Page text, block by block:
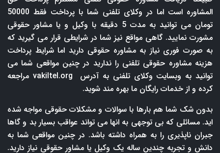
المشاوره است اما در وکلای تلفنی شما با پرداخت فقط 50000
تومان می توانید به مدت 5 دقیقه با وکیل و یا مشاور حقوقی
مشورت نمایید. گاهی مواقع نیز شما در شرایطی قرار می گیرید که
به صورت فوری نیاز به مشاوره حقوقی دارید اما شرایط پرداخت
هزینه مشاوره حقوقی تلفنی را ندارید در چنین مواقعی شما می
توانید به وبسایت وکلای تلفنی به آدرس
vakiltel.org مراجعه
کرده و از خدمات رایگان ما بهره مند شوید.
بدون شک شما هم بارها با سوالات و مشکلات حقوقی مواجه شده
اید. مسائلی که بی توجهی به انها می تواند عواقب بسیار بد و گاها
جبران ناپذیری را به همراه داشته باشد. در چنین مواقعی شما به
دانش و تجربه چندین ساله یک وکیل یا مشاور حقوقی نیاز دارید.